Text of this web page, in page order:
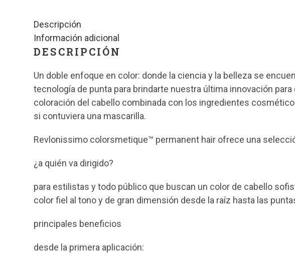
Descripción
Información adicional
DESCRIPCIÓN
Un doble enfoque en color: donde la ciencia y la belleza se
tecnología de punta para brindarte nuestra última innovación
coloración del cabello combinada con los ingredientes
si contuviera una mascarilla.
Revlonissimo colorsmetique™ permanent hair ofrece una
¿a quién va dirigido?
para estilistas y todo público que buscan un color de cabello
color fiel al tono y de gran dimensión desde la raíz hasta las
principales beneficios
desde la primera aplicación: